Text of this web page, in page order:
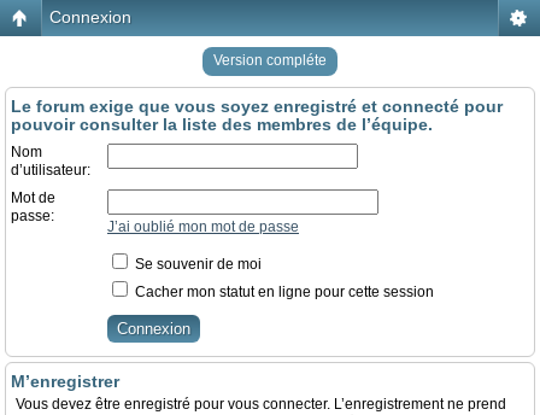
Connexion
Version compléte
Le forum exige que vous soyez enregistré et connecté pour
pouvoir consulter la liste des membres de l’équipe.
Nom
d’utilisateur:
Mot de
passe:
J’ai oublié mon mot de passe
Se souvenir de moi
Cacher mon statut en ligne pour cette session
M’enregistrer
Vous devez être enregistré pour vous connecter. L’enregistrement ne prend